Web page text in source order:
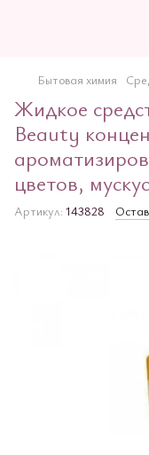
Бытовая химия
Жидкое
Beauty
цветов,
Артикул: 143828